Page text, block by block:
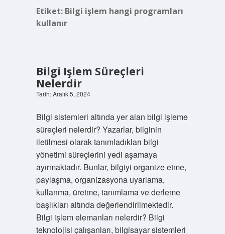
Etiket: Bilgi işlem hangi programları
kullanır
Bilgi Işlem Süreçleri
Nelerdir
Tarih: Aralık 5, 2024
Bilgi sistemleri altında yer alan bilgi işleme
süreçleri nelerdir? Yazarlar, bilginin
iletilmesi olarak tanımladıkları bilgi
yönetimi süreçlerini yedi aşamaya
ayırmaktadır. Bunlar, bilgiyi organize etme,
paylaşma, organizasyona uyarlama,
kullanma, üretme, tanımlama ve derleme
başlıkları altında değerlendirilmektedir.
Bilgi işlem elemanları nelerdir? Bilgi
teknolojisi çalışanları, bilgisayar sistemleri